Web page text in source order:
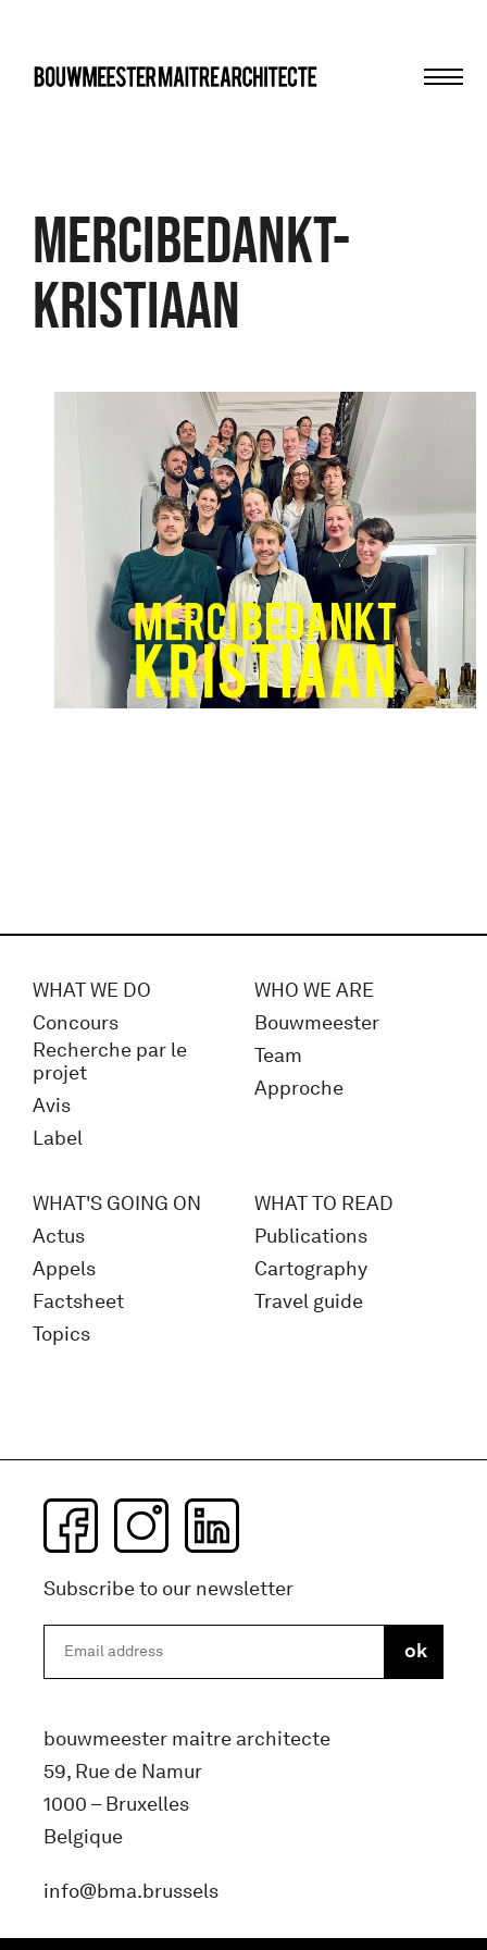
Mercibedankt-
Kristiaan
WHAT WE DO
Concours
Recherche par le
projet
Avis
Label
WHO WE ARE
Bouwmeester
Team
Approche
WHAT'S GOING ON
Actus
Appels
Factsheet
Topics
WHAT TO READ
Publications
Cartography
Travel guide
Subscribe to our newsletter
bouwmeester maitre architecte
59, Rue de Namur
1000 – Bruxelles
Belgique
info@bma.brussels